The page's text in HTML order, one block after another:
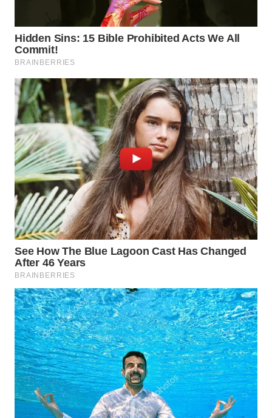
NATUNA
WN
WN
MANDALIKA
WN
LIKUPANG
WN
LABUANBAJO
WN
BORNEO
Media
Group
WAHANA
NEWS
WAHANA
TANI